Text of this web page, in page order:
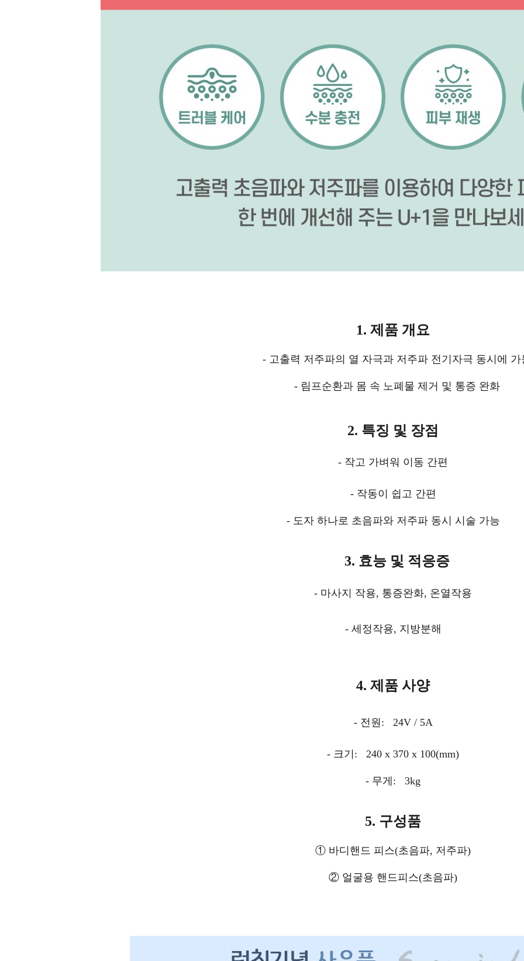
1. 제품 개요
- 고출력 저주파의 열 자극과 저주파 전기자극 동시에 가
- 림프순환과 몸 속 노폐물 제거 및 통증 완화
2. 특징 및 장점
- 작고 가벼워 이동 간편
- 작동이 쉽고 간편
- 도자 하나로 초음파와 저주파 동시 시술 가능
3. 효능 및 적응증
- 마사지 작용, 통증완화, 온열작용
- 세정작용, 지방분해
4. 제품 사양
- 전원 : 24V / 5A
- 크기 : 240 x 370 x 100(mm)
- 무게: 3kg
5. 구성품
① 바디핸드 피스(초음파, 저주파)
② 얼굴용 핸드피스(초음파)